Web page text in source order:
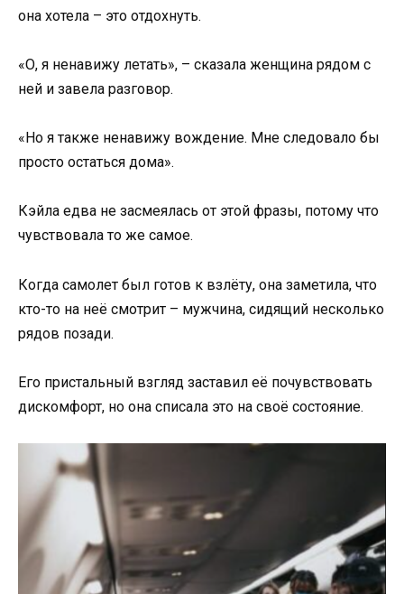
она хотела – это отдохнуть.
«О, я ненавижу летать», – сказала женщина рядом с
ней и завела разговор.
«Но я также ненавижу вождение. Мне следовало бы
просто остаться дома».
Кэйла едва не засмеялась от этой фразы, потому что
чувствовала то же самое.
Когда самолет был готов к взлёту, она заметила, что
кто-то на неё смотрит – мужчина, сидящий несколько
рядов позади.
Его пристальный взгляд заставил её почувствовать
дискомфорт, но она списала это на своё состояние.